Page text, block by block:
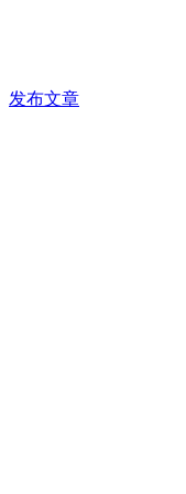
发布文章